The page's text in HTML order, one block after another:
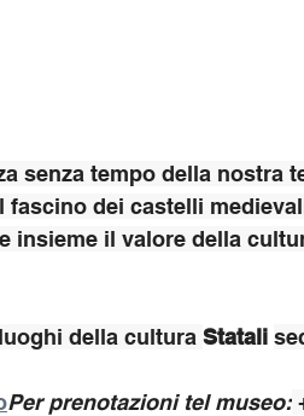
senza tempo della nostra
fascino dei castelli
insieme il valore della
della cultura Statali
Per prenotazioni tel museo: